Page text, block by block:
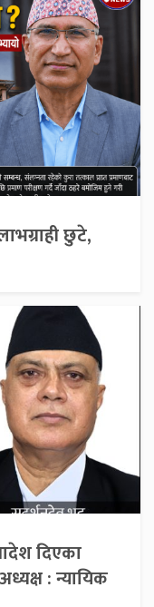
छुटे,
दिएका
: न्यायिक